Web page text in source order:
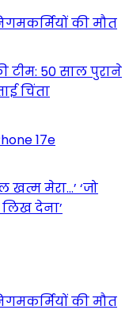
की मौत
टीम: 50 साल पुराने
चिंता
17e
मेरा…’ ‘जो
देना’
की मौत